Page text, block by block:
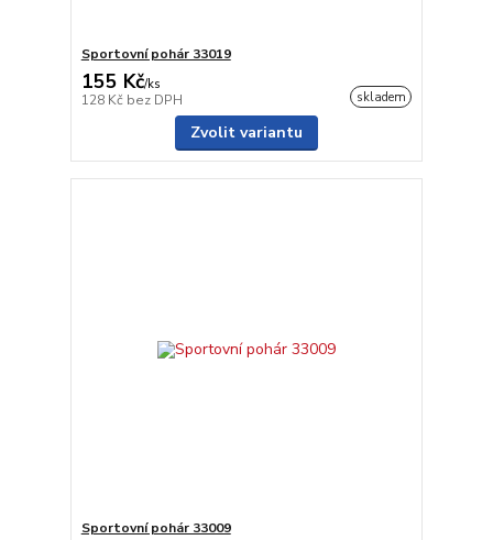
Sportovní pohár 33019
155 Kč/ks
128 Kč bez DPH skladem
Zvolit variantu
Sportovní pohár 33009